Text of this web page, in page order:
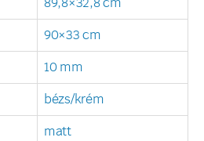
89,8×32,8 cm
90×33 cm
10 mm
bézs/krém
matt